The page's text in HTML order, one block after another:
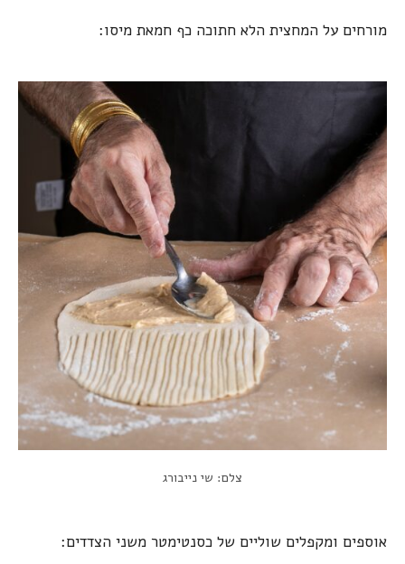
מורחים על המחצית הלא חתוכה כף חמאת מיסו:
צלם: שי נייבורג
אוספים ומקפלים שוליים של כסנטימטר משני הצדדים: